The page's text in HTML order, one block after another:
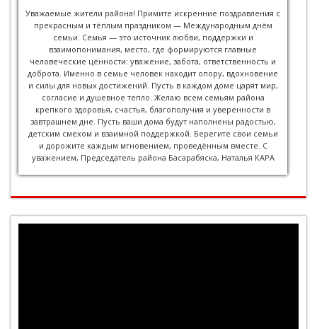
Уважаемые жители района! Примите искренние поздравления с
прекрасным и тёплым праздником — Международным днём
семьи. Семья — это источник любви, поддержки и
взаимопонимания, место, где формируются главные
человеческие ценности: уважение, забота, ответственность и
доброта. Именно в семье человек находит опору, вдохновение
и силы для новых достижений. Пусть в каждом доме царят мир,
согласие и душевное тепло. Желаю всем семьям района
крепкого здоровья, счастья, благополучия и уверенности в
завтрашнем дне. Пусть ваши дома будут наполнены радостью,
детским смехом и взаимной поддержкой. Берегите свои семьи
и дорожите каждым мгновением, проведённым вместе. С
уважением, Председатель района Басарабяска, Наталья КАРА